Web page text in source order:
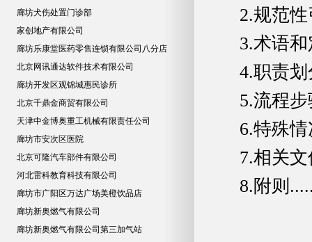
2.规范
3.术语
4.职责划
5.流程
6.特殊
7.相关
8.附则
廊坊犬伤处置门诊部
家创地产有限公司
廊坊乐康堂医药零售连锁有限公司八分店
北京网讯通达软件技术有限公司
廊坊开发区观锦城惠民诊所
北京千鼎金商贸有限公司
天津中金博奥重工机械有限责任公司
廊坊市安次区医院
北京可隆汽车部件有限公司
河北雷科教育科技有限公司
廊坊市广阳区万达广场美橙饮品店
廊坊新奥燃气有限公司
廊坊新奥燃气有限公司第三加气站